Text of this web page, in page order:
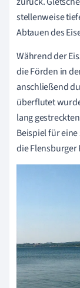
stellenweise
Abtauen des
Während der
die Förden in
anschließend
überflutet
lang
Beispiel für
die Flensburger